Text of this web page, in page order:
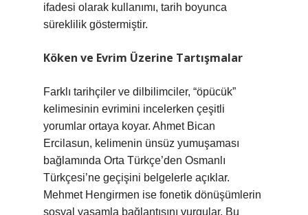
ifadesi olarak kullanımı, tarih boyunca
süreklilik göstermiştir.
Köken ve Evrim Üzerine Tartışmalar
Farklı tarihçiler ve dilbilimciler, “öpücük”
kelimesinin evrimini incelerken çeşitli
yorumlar ortaya koyar. Ahmet Bican
Ercilasun, kelimenin ünsüz yumuşaması
bağlamında Orta Türkçe’den Osmanlı
Türkçesi’ne geçişini belgelerle açıklar.
Mehmet Hengirmen ise fonetik dönüşümlerin
sosyal yaşamla bağlantısını vurgular. Bu